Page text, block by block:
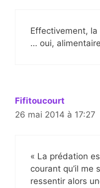
Effectivement,
… oui,
Fifitoucourt
26 mai 2014 à 17:27
« La prédation
courant qu’il me
ressentir alors